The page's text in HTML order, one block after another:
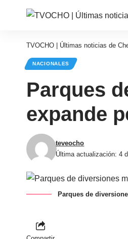
TVOCHO | Últimas noticias de
NACIONALES
Parques
expande
Última actualización: 4
teveocho
Parques de